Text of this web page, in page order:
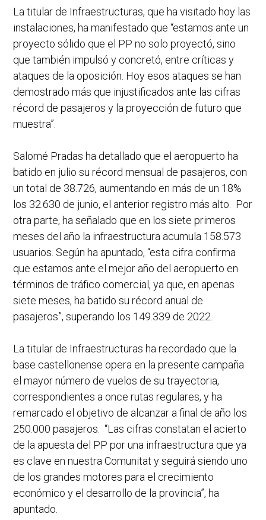
La titular de Infraestructuras, que ha visitado hoy las
instalaciones, ha manifestado que “estamos ante un
proyecto sólido que el PP no solo proyectó, sino
que también impulsó y concretó, entre críticas y
ataques de la oposición. Hoy esos ataques se han
demostrado más que injustificados ante las cifras
récord de pasajeros y la proyección de futuro que
muestra”.
Salomé Pradas ha detallado que el aeropuerto ha
batido en julio su récord mensual de pasajeros, con
un total de 38.726, aumentando en más de un 18%
los 32.630 de junio, el anterior registro más alto. Por
otra parte, ha señalado que en los siete primeros
meses del año la infraestructura acumula 158.573
usuarios. Según ha apuntado, “esta cifra confirma
que estamos ante el mejor año del aeropuerto en
términos de tráfico comercial, ya que, en apenas
siete meses, ha batido su récord anual de
pasajeros”, superando los 149.339 de 2022.
La titular de Infraestructuras ha recordado que la
base castellonense opera en la presente campaña
el mayor número de vuelos de su trayectoria,
correspondientes a once rutas regulares, y ha
remarcado el objetivo de alcanzar a final de año los
250.000 pasajeros. “Las cifras constatan el acierto
de la apuesta del PP por una infraestructura que ya
es clave en nuestra Comunitat y seguirá siendo uno
de los grandes motores para el crecimiento
económico y el desarrollo de la provincia”, ha
apuntado.